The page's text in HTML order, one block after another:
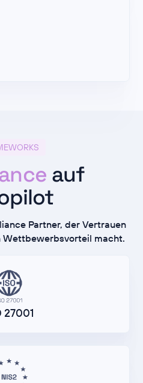
auf
Partner, der Vertrauen
Wettbewerbsvorteil macht.
27001